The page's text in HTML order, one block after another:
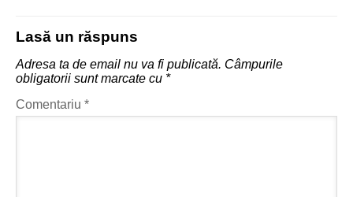
Lasă un răspuns
Adresa ta de email nu va fi publicată. Câmpurile
obligatorii sunt marcate cu *
Comentariu *